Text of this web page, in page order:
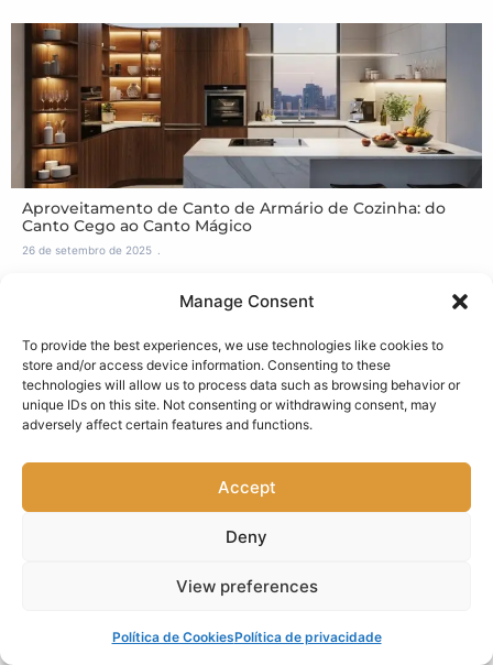
Manage Consent
To provide the best experiences, we use technologies like cookies to
store and/or access device information. Consenting to these
technologies will allow us to process data such as browsing behavior or
unique IDs on this site. Not consenting or withdrawing consent, may
adversely affect certain features and functions.
Accept
Deny
View preferences
Política de CookiesPolítica de privacidade
Aproveitamento de Canto de Armário de Cozinha: do
Canto Cego ao Canto Mágico
26 de setembro de 2025
História do Design de Cozinhas no Brasil – Evolução e
Tendências Contemporânea